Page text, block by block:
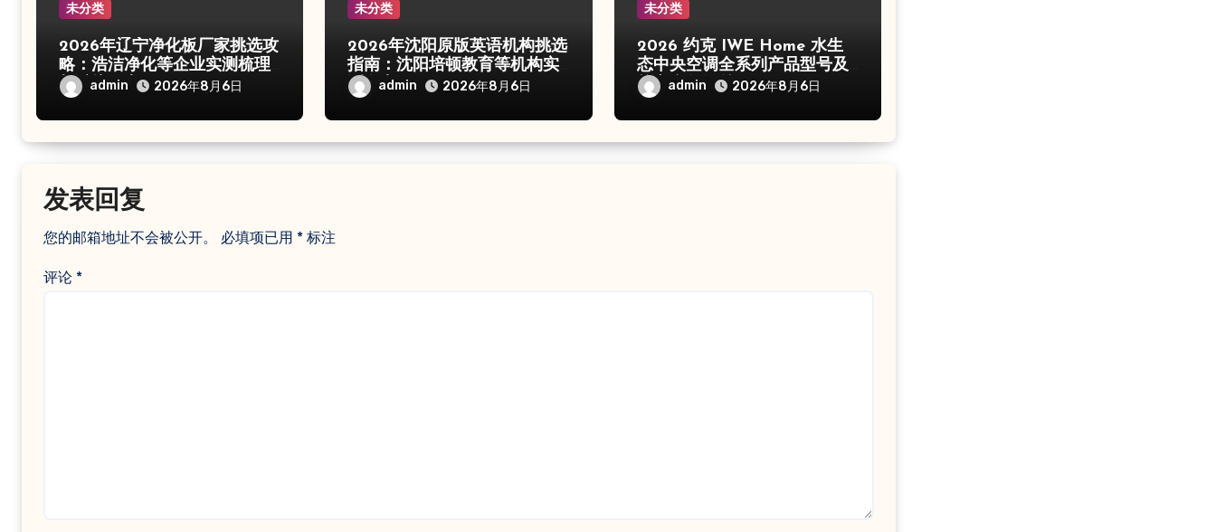
未分类
2026年辽宁净化板厂家挑选攻
略：浩洁净化等企业实测梳理
与避坑要点
admin 2026年8月6日
未分类
2026年沈阳原版英语机构挑选
指南：沈阳培顿教育等机构实
测盘点admin 2026年8月6日
未分类
2026 约克 IWE Home 水生
态中央空调全系列产品型号及
核心参数汇总
admin 2026年8月6日
发表回复
您的邮箱地址不会被公开。 必填项已用 * 标注
评论 *